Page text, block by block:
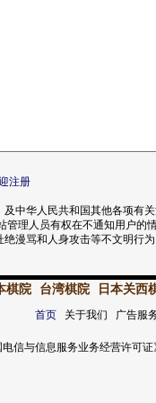
注册
中华人民共和国其他各项有
管理人员有权在不通知用户的
漫骂和人身攻击等不文明行为
棋院 台湾棋院 日本关西
首页关于我们 广告服
电信与信息服务业务经营许